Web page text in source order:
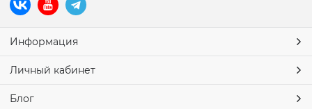
Информация
Личный кабинет
Блог